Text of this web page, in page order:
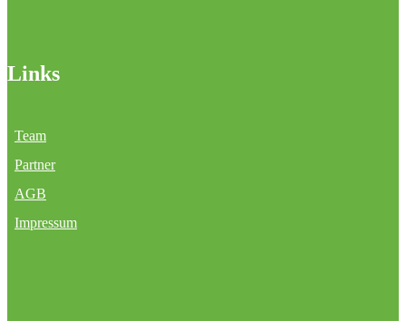
Links
Team
Partner
AGB
Impressum